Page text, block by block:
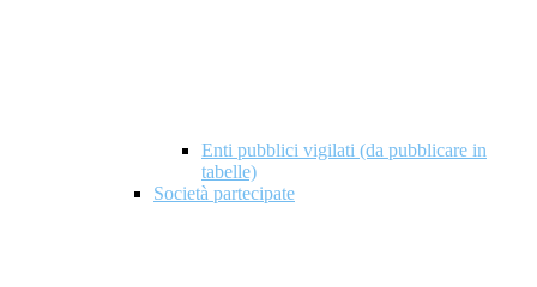
Enti pubblici vigilati (da pubblicare in
tabelle)
Società partecipate